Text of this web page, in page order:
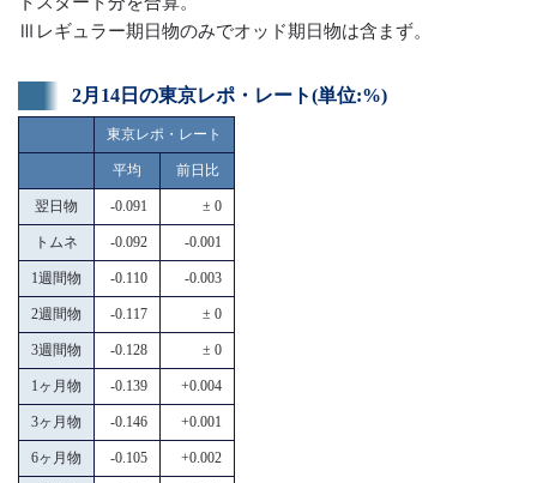
Ⅲレギュラー期日物のみでオッド期日物は含まず。
2月14日の東京レポ・レート(単位:%)
東京レポ・レート
平均 前日比
翌日物 -0.091 ± 0
トムネ -0.092 -0.001
1週間物 -0.110 -0.003
2週間物 -0.117 ± 0
3週間物 -0.128 ± 0
1ヶ月物 -0.139 +0.004
3ヶ月物 -0.146 +0.001
6ヶ月物 -0.105 +0.002